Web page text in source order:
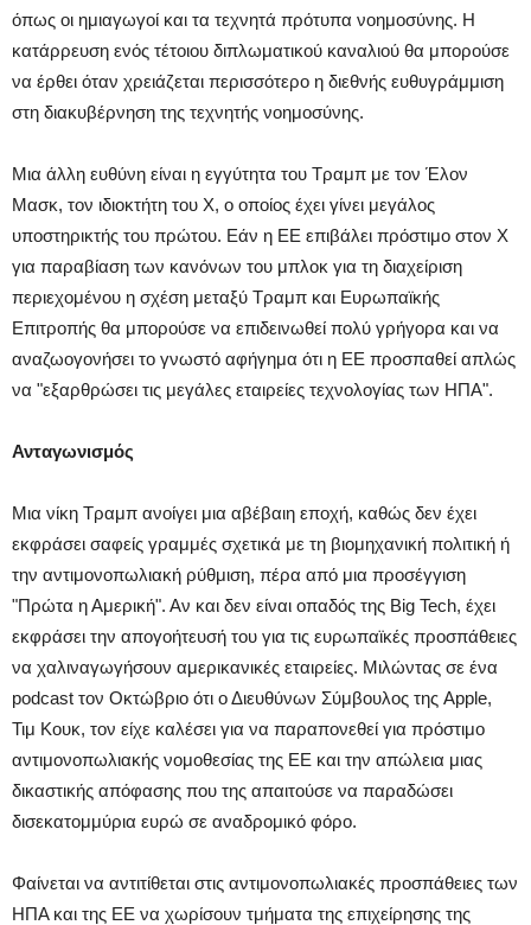
όπως οι ημιαγωγοί και τα τεχνητά πρότυπα νοημοσύνης. Η
κατάρρευση ενός τέτοιου διπλωματικού καναλιού θα μπορούσε
να έρθει όταν χρειάζεται περισσότερο η διεθνής ευθυγράμμιση
στη διακυβέρνηση της τεχνητής νοημοσύνης.
Μια άλλη ευθύνη είναι η εγγύτητα του Τραμπ με τον Έλον
Μασκ, τον ιδιοκτήτη του X, ο οποίος έχει γίνει μεγάλος
υποστηρικτής του πρώτου. Εάν η ΕΕ επιβάλει πρόστιμο στον X
για παραβίαση των κανόνων του μπλοκ για τη διαχείριση
περιεχομένου η σχέση μεταξύ Τραμπ και Ευρωπαϊκής
Επιτροπής θα μπορούσε να επιδεινωθεί πολύ γρήγορα και να
αναζωογονήσει το γνωστό αφήγημα ότι η ΕΕ προσπαθεί απλώς
να "εξαρθρώσει τις μεγάλες εταιρείες τεχνολογίας των ΗΠΑ".
Ανταγωνισμός
Μια νίκη Τραμπ ανοίγει μια αβέβαιη εποχή, καθώς δεν έχει
εκφράσει σαφείς γραμμές σχετικά με τη βιομηχανική πολιτική ή
την αντιμονοπωλιακή ρύθμιση, πέρα ​​από μια προσέγγιση
"Πρώτα η Αμερική". Αν και δεν είναι οπαδός της Big Tech, έχει
εκφράσει την απογοήτευσή του για τις ευρωπαϊκές προσπάθειες
να χαλιναγωγήσουν αμερικανικές εταιρείες. Μιλώντας σε ένα
podcast τον Οκτώβριο ότι ο Διευθύνων Σύμβουλος της Apple,
Τιμ Κουκ, τον είχε καλέσει για να παραπονεθεί για πρόστιμο
αντιμονοπωλιακής νομοθεσίας της ΕΕ και την απώλεια μιας
δικαστικής απόφασης που της απαιτούσε να παραδώσει
δισεκατομμύρια ευρώ σε αναδρομικό φόρο.
Φαίνεται να αντιτίθεται στις αντιμονοπωλιακές προσπάθειες των
ΗΠΑ και της ΕΕ να χωρίσουν τμήματα της επιχείρησης της